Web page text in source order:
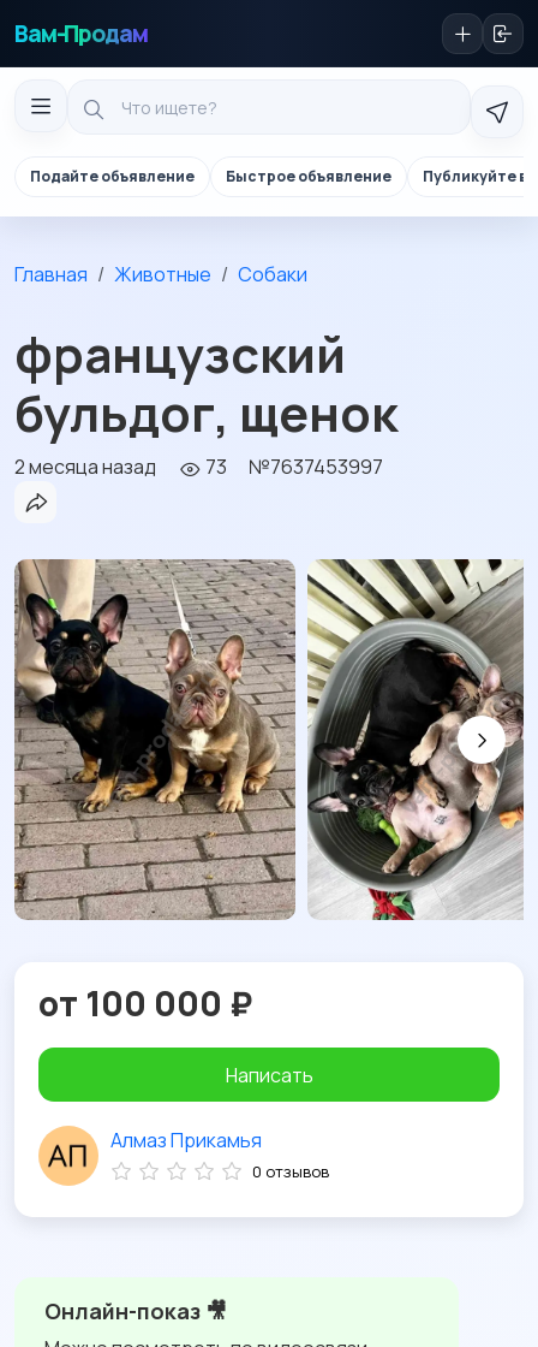
Вам-Продам
Подайте объявление Быстрое объявление Публикуйте в
Главная Животные Собаки
французский
бульдог, щенок
2 месяца назад 73 №7637453997
Онлайн-показ 🎥
от 100 000 ₽
Написать
Алмаз Прикамья
0 отзывов